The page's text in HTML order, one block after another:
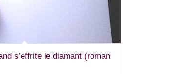
5.00
s’effrite le diamant (roman